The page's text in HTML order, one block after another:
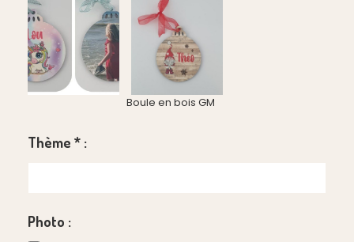
Boule en bois GM
Thème * :
Photo :